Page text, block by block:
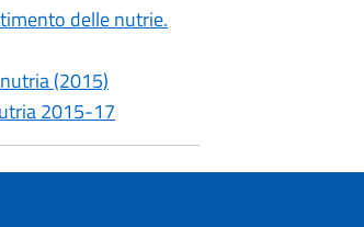
delle nutrie.
(2015)
2015-17